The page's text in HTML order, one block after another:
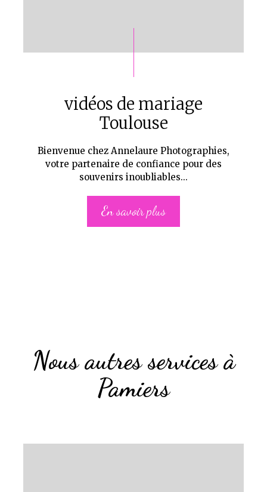
vidéos de mariage
Toulouse
Bienvenue chez Annelaure Photographies,
votre partenaire de confiance pour des
souvenirs inoubliables...
En savoir plus
Nous autres services à
Pamiers